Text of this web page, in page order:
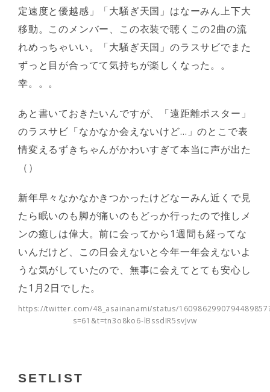
定速度と優越感」「大騒ぎ天国」はなーみん上下大
移動。このメンバー、この衣装で聴くこの2曲の流
れめっちゃいい。「大騒ぎ天国」のラスサビでまた
ずっと目が合ってて気持ちが楽しくなった。。
幸。。。
あと書いておきたいんですが、「遠距離ポスター」
のラスサビ「なかなか会えないけど…」のとこで表
情変えるずきちゃんがかわいすぎて本当に声が出た
（）
新年早々なかなかきつかったけどなーみん近くで見
たら眠いのも脚が痛いのもどっか行ったので推しメ
ンの癒しは偉大。前に会ってから1週間も経ってな
いんだけど、この日会えないと今年一年会えないよ
うな気がしていたので、無事に会えてとても安心し
た1月2日でした。
https://twitter.com/48_asainanami/status/
s=61&t=tn3o8ko6-lBssdIR5svJvw
SETLIST